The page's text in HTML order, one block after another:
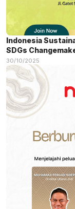
Indonesia
SDGs
30/10/2025